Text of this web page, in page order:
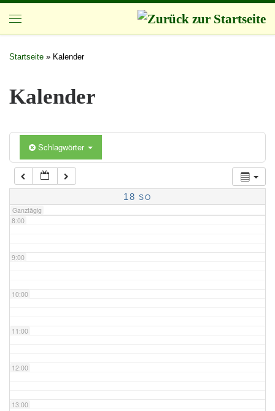
Zum Inhalt springen
Startseite » Kalender
Kalender
Schlagwörter
18 SO
Ganztägig
3:00
7:00
8:00
9:00
10:00
11:00
12:00
13:00